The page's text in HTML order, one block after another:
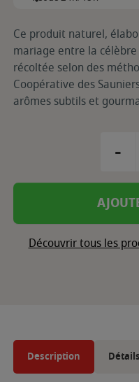
Ce produit naturel,
mariage entre la
récoltée selon des
Coopérative des
arômes subtils et
-
Découvrir tous les
Description